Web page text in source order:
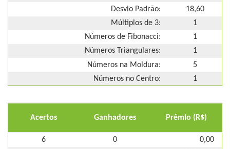
Desvio Padrão:
18,60
Múltiplos de 3:
1
Números de Fibonacci:
1
Números Triangulares:
1
Números na Moldura:
5
Números no Centro:
1
Acertos Ganhadores Prêmio (R$)
6 0
0,00